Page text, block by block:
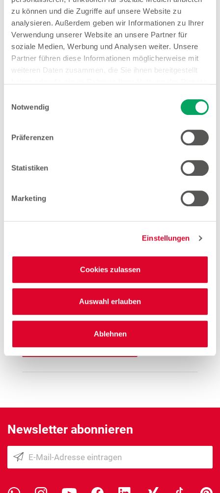
zu können und die Zugriffe auf unsere Website zu
analysieren. Außerdem geben wir Informationen zu Ihrer
Verwendung unserer Website an unsere Partner für
soziale Medien, Werbung und Analysen weiter. Unsere
Partner führen diese Informationen möglicherweise mit
weiteren Daten zusammen, die Sie ihnen bereitgestellt
Einstellungen zu den Cookies finden Sie
Notwendig
Präferenzen
Statistiken
Marketing
Einstellungen
Cookies zulassen
Auswahl erlauben
Ablehnen
Öffnungszeiten
09:00 - 19:00 Uhr
Sa.
09:00 - 18:00 Uhr
Hinweis
Offene Stellen
Nur solange der Vorrat reicht.
Goldbacher Straße 2
09:00 - 20:00 Uhr
Newsletter abonnieren